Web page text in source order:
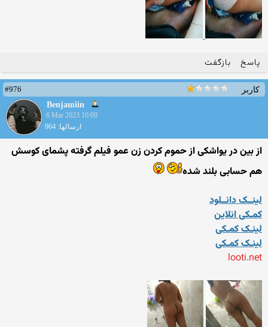
پاسخ بازگفت
کاربر
#976
Benjamiin
6 Mar 2023 10:09
ارسالها: 964
از بین در یواشکی از حموم کردن زن عمو فیلم گرفته پشمای کوسش
هم حسابی بلند شده
لینــک دانــلود
کمـکی انلاین
لینـک کمـکی
لینـک کمـکی
looti.net